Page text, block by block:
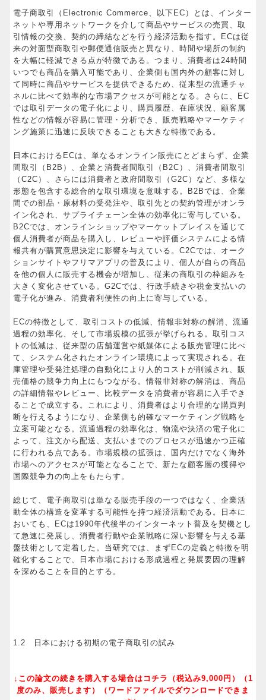
電子商取引（Electronic Commerce、以下EC）とは、インター
ネットや専用ネットワークを介して商品やサービスの売買、取
引情報の交換、契約の締結などを行う経済活動を指す。ECは従
来の対面型商取引や郵便通信販売と異なり、時間や場所の制約
を大幅に軽減できる点が特徴である。つまり、消費者は24時間
いつでも商品を購入可能であり、企業側も国内外の顧客に対し
て同時に商品やサービスを提供できるため、従来型の流通チャ
ネルに比べて効率的な市場アクセスが可能となる。さらに、EC
では取引データの電子化により、購買履歴、在庫状況、顧客属
性などの情報が容易に管理・分析でき、販売戦略やマーケティ
ング施策に迅速に反映できることも大きな特徴である。
日本におけるECは、単なるオンライン販売にとどまらず、企業
間取引（B2B）、企業と消費者間取引（B2C）、消費者間取引
（C2C）、さらには消費者と政府間取引（G2C）など、多様な
形態を包含する総合的な取引環境を意味する。B2Bでは、企業
間での部品・原材料の受発注や、取引先との契約管理がオンラ
イン化され、サプライチェーン全体の効率化に寄与している。
B2Cでは、オンラインショップやマーケットプレイスを通じて
個人消費者が商品を購入し、レビューや評価システムによる情
報共有が購買意思決定に影響を与えている。C2Cでは、オーク
ションサイトやフリマアプリの普及により、個人が自らの商品
を他の個人に販売する機会が増加し、従来の商取引の枠組みを
大きく変化させている。G2Cでは、行政手続きや税金支払いの
電子化が進み、消費者利便性の向上に寄与している。
ECの特徴として、取引コストの低減、情報非対称の解消、流通
過程の効率化、そして市場規模の拡張が挙げられる。取引コス
トの低減は、従来型の店舗運営や紙媒体による販売管理に比べ
て、システム化されたオンライン環境によって実現される。在
庫管理や受発注処理の自動化により人的コストが削減され、販
売価格の競争力向上にもつながる。情報非対称の解消は、商品
の詳細情報やレビュー、比較データを消費者が容易に入手でき
ることで成立する。これにより、消費者はより合理的な購買判
断を行えるようになり、企業側も的確なマーケティング戦略を
立案可能となる。流通過程の効率化は、物流や決済の電子化に
よって、注文から配送、支払いまでのプロセスが迅速かつ正確
に行われる点である。市場規模の拡張は、国内だけでなく海外
市場へのアクセスが可能となることで、新たな顧客層の獲得や
国際競争力の向上をもたらす。
総じて、電子商取引は単なる販売手段の一つではなく、企業活
動全体の構造を変革する可能性を持つ経済活動である。日本に
おいても、ECは1990年代後半のインターネット普及を契機とし
て急速に発展し、消費者行動や企業戦略に深い影響を与える基
盤技術として定着した。当研究では、まずECの定義と特徴を明
確化することで、日本市場における形成過程と発展要因の理解
を深めることを目的とする。
1.2 日本における初期の電子商取引の試み
↓この論文の続きを購入する場合はコチラ（税込み9,000円）（1
度のみ、販売します）（ワードファイルでダウンロードできま